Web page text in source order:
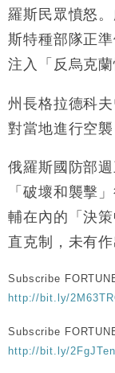
羅斯民眾憤怒
斯特種部隊正
注入「反烏克蘭
州長格拉德科
對當地進行空
俄羅斯國防部
「破壞和襲擊
輔在內的「決
直克制，未有作
Subscribe
http://bit.ly/
Subscribe
http://bit.ly/2FgJTen